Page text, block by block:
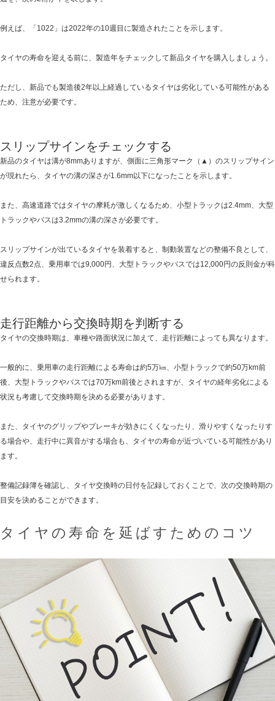
例えば、「1022」は2022年の10週目に製造されたことを示します。
タイヤの寿命を迎える前に、製造年をチェックして新品タイヤを購入しましょう。
ただし、新品でも製造後2年以上経過しているタイヤは劣化している可能性がある
ため、注意が必要です。
スリップサインをチェックする
新品のタイヤは溝が8mmありますが、側面に三角形マーク（▲）のスリップサイン
が現れたら、タイヤの溝の深さが1.6mm以下になったことを示します。
また、高速道路ではタイヤの摩耗が激しくなるため、小型トラックは2.4mm、大型
トラックやバスは3.2mmの溝の深さが必要です。
スリップサインが出ているタイヤを装着すると、制動装置などの整備不良として、
違反点数2点、乗用車では9,000円、大型トラックやバスでは12,000円の反則金が科
せられます。
走行距離から交換時期を判断する
タイヤの交換時期は、車種や路面状況に加えて、走行距離によっても異なります。
一般的に、乗用車の走行距離による寿命は約5万㎞、小型トラックで約50万km前
後、大型トラックやバスでは70万km前後とされますが、タイヤの経年劣化による
状況も考慮して交換時期を決める必要があります。
また、タイヤのグリップやブレーキが効きにくくなったり、滑りやすくなったりす
る場合や、走行中に異音がする場合も、タイヤの寿命が近づいている可能性があり
ます。
整備記録簿を確認し、タイヤ交換時の日付を記録しておくことで、次の交換時期の
目安を決めることができます。
タイヤの寿命を延ばすためのコツ